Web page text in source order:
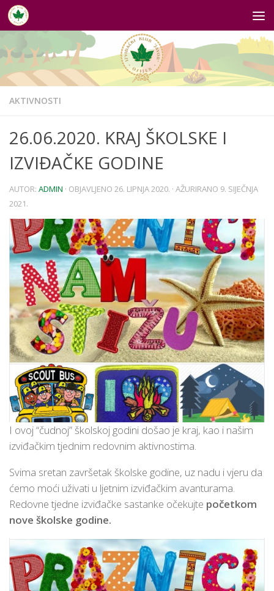
Skip to content
AKTIVNOSTI
26.06.2020. KRAJ ŠKOLSKE I
IZVIĐAČKE GODINE
AUTOR: ADMIN · OBJAVLJENO 26. LIPNJA 2020. · AŽURIRANO 9. SIJEČNJA
2021.
I ovoj “čudnoj” školskoj godini došao je kraj, kao i našim
izviđačkim tjednim redovnim aktivnostima.
Svima sretan završetak školske godine, uz nadu i vjeru da
ćemo moći uživati u ljetnim izviđačkim avanturama.
Redovne tjedne izviđačke sastanke očekujte početkom
nove školske godine.